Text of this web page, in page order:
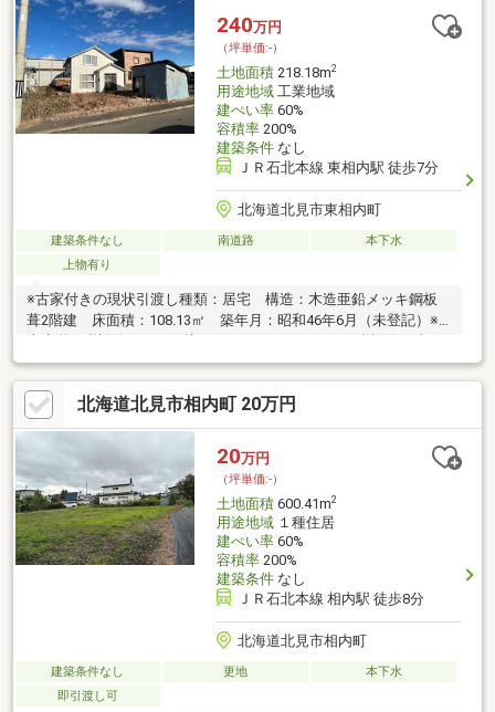
敷地は平坦で、現在は更地のため建築計画が立てやすい状態で
す。
240万円
（坪単価:-）
土地面積218.18m2
用途地域工業地域
建ぺい率60%
容積率200%
建築条件なし
ＪＲ石北本線 東相内駅 徒歩7分
北海道北見市東相内町
建築条件なし 南道路
本下水
上物有り
※古家付きの現状引渡し種類：居宅 構造：木造亜鉛メッキ鋼板
葺2階建 床面積：108.13㎡ 築年月：昭和46年6月（未登記）※
隣接地の地中に埋設されている可能性があります。
北海道北見市相内町 20万円
20万円
（坪単価:-）
土地面積600.41m2
用途地域１種住居
建ぺい率60%
容積率200%
建築条件なし
ＪＲ石北本線 相内駅 徒歩8分
北海道北見市相内町
建築条件なし 更地
本下水
即引渡し可